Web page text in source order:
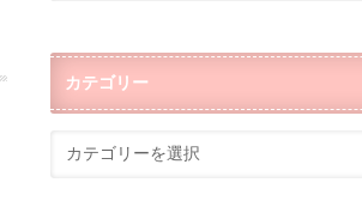
カテゴリー